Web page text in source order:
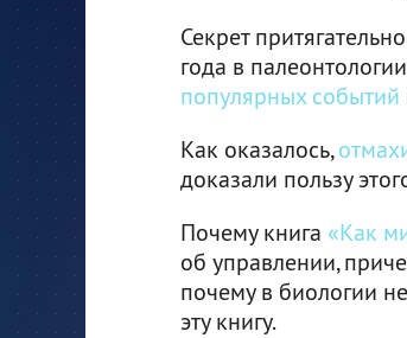
Секрет
года в
популярных событий
Как оказалось,
доказали пользу
Почему книга «Как
об управлении,
почему в биологии
эту книгу.